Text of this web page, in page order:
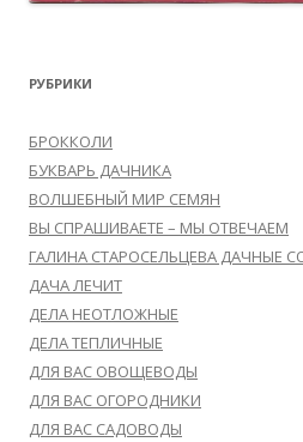
РУБРИКИ
БРОККОЛИ
БУКВАРЬ ДАЧНИКА
ВОЛШЕБНЫЙ МИР СЕМЯН
ВЫ СПРАШИВАЕТЕ – МЫ ОТВЕЧАЕМ
ГАЛИНА СТАРОСЕЛЬЦЕВА ДАЧНЫЕ
ДАЧА ЛЕЧИТ
ДЕЛА НЕОТЛОЖНЫЕ
ДЕЛА ТЕПЛИЧНЫЕ
ДЛЯ ВАС ОВОЩЕВОДЫ
ДЛЯ ВАС ОГОРОДНИКИ
ДЛЯ ВАС САДОВОДЫ